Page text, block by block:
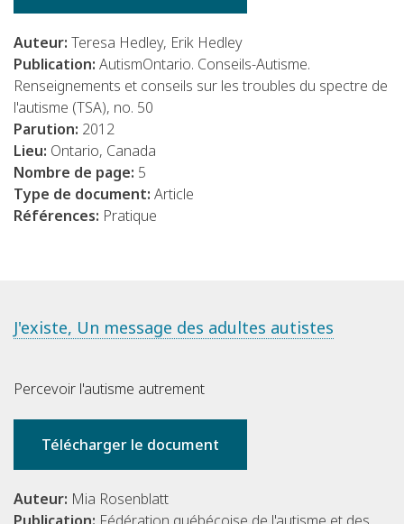
Auteur: Teresa Hedley, Erik Hedley
Publication: AutismOntario. Conseils-Autisme.
Renseignements et conseils sur les troubles du spectre de
l'autisme (TSA), no. 50
Parution: 2012
Lieu: Ontario, Canada
Nombre de page: 5
Type de document: Article
Références: Pratique
J'existe, Un message des adultes autistes
Percevoir l'autisme autrement
Télécharger le document
Auteur: Mia Rosenblatt